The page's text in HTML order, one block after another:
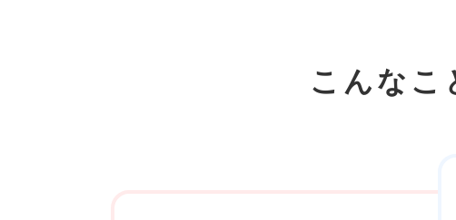
こんなこ